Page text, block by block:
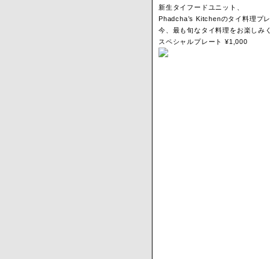
新生タイフードユニット、
Phadcha’s Kitchenのタイ料理プ
今、最も旬なタイ料理をお楽しみ
スペシャルプレート ¥1,000